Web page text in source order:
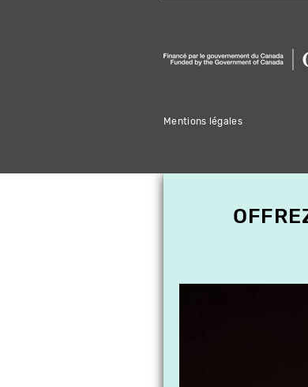
Mentions légales